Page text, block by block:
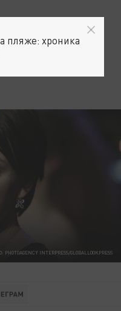
PHOTOAGENCY INTERPRESS/GLOBALLOOKPRESS
пляже: хроника